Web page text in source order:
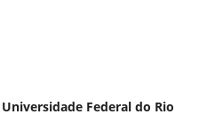
Universidade Federal do Rio